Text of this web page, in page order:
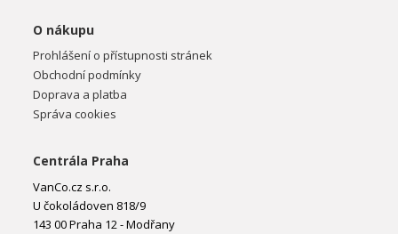
O nákupu
Prohlášení o přístupnosti stránek
Obchodní podmínky
Doprava a platba
Správa cookies
Centrála Praha
VanCo.cz s.r.o.
U čokoládoven 818/9
143 00 Praha 12 - Modřany